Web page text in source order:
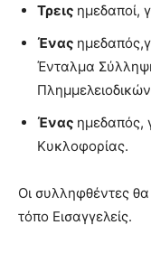
Τρεις ημεδαποί,
Ένας
Ένταλμα
Ένας ημεδαπός,
Κυκλοφορίας.
Οι συλληφθέντες
τόπο Εισαγγελείς.